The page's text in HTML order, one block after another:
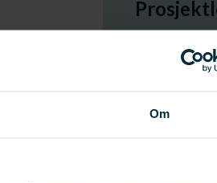
Om
Margareth
Møreforsking
Research